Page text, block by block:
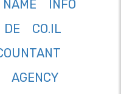
NAME
INFO
DE
CO.IL
AGENCY